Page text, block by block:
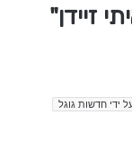
זיידן"
ידי חדשות גוגל